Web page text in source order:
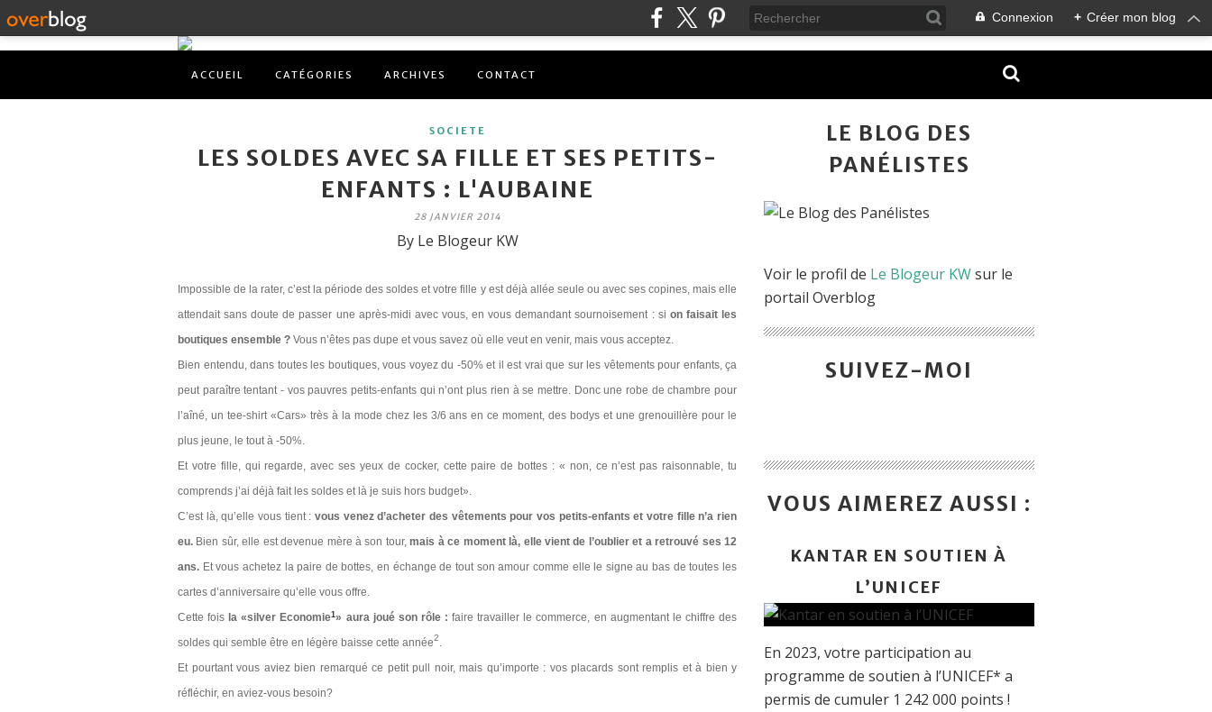
Connexion + Créer mon blog
ACCUEIL CATÉGORIES ARCHIVES CONTACT
SOCIETE
LES SOLDES AVEC SA FILLE ET SES PETITS-
ENFANTS : L'AUBAINE
28 JANVIER 2014
By Le Blogeur KW
Impossible de la rater, c’est la période des soldes et votre fille y est déjà allée seule ou avec ses copines, mais elle
attendait sans doute de passer une après-midi avec vous, en vous demandant sournoisement : si on faisait les
boutiques ensemble ? Vous n’êtes pas dupe et vous savez où elle veut en venir, mais vous acceptez.
Bien entendu, dans toutes les boutiques, vous voyez du -50% et il est vrai que sur les vêtements pour enfants, ça
peut paraître tentant - vos pauvres petits-enfants qui n’ont plus rien à se mettre. Donc une robe de chambre pour
l’aîné, un tee-shirt «Cars» très à la mode chez les 3/6 ans en ce moment, des bodys et une grenouillère pour le
plus jeune, le tout à -50%.
Et votre fille, qui regarde, avec ses yeux de cocker, cette paire de bottes : « non, ce n’est pas raisonnable, tu
comprends j’ai déjà fait les soldes et là je suis hors budget».
C’est là, qu’elle vous tient : vous venez d’acheter des vêtements pour vos petits-enfants et votre fille n’a rien
eu. Bien sûr, elle est devenue mère à son tour,mais à ce moment là, elle vient de l’oublier et a retrouvé ses 12
ans. Et vous achetez la paire de bottes, en échange de tout son amour comme elle le signe au bas de toutes les
cartes d’anniversaire qu’elle vous offre.
Cette fois la «silver Economie1» aura joué son rôle : faire travailler le commerce, en augmentant le chiffre des
soldes qui semble être en légère baisse cette année2.
Et pourtant vous aviez bien remarqué ce petit pull noir, mais qu’importe : vos placards sont remplis et à bien y
réfléchir, en aviez-vous besoin?
LE BLOG DES
PANÉLISTES
Voir le profil de Le Blogeur KWsur le
portail Overblog
SUIVEZ-MOI
VOUS AIMEREZ AUSSI :
KANTAR EN SOUTIEN À
L’UNICEF
En 2023, votre participation au
programme de soutien à l’UNICEF* a
permis de cumuler 1 242 000 points !